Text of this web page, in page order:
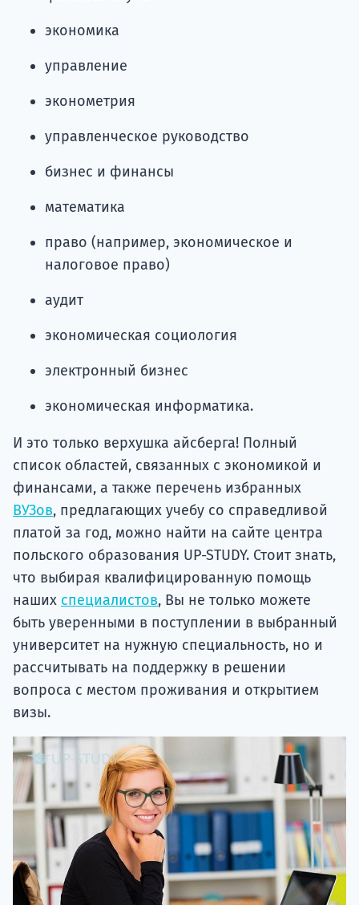
экономика
управление
эконометрия
управленческое руководство
бизнес и финансы
математика
право (например, экономическое и
налоговое право)
аудит
экономическая социология
электронный бизнес
экономическая информатика.
И это только верхушка айсберга! Полный
список областей, связанных с экономикой и
финансами, а также перечень избранных
ВУЗов, предлагающих учебу со справедливой
платой за год, можно найти на сайте центра
польского образования UP-STUDY. Стоит знать,
что выбирая квалифицированную помощь
наших специалистов, Вы не только можете
быть уверенными в поступлении в выбранный
университет на нужную специальность, но и
рассчитывать на поддержку в решении
вопроса с местом проживания и открытием
визы.